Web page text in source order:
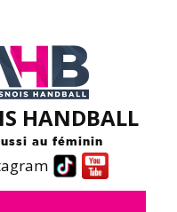
HANDBALL
au féminin